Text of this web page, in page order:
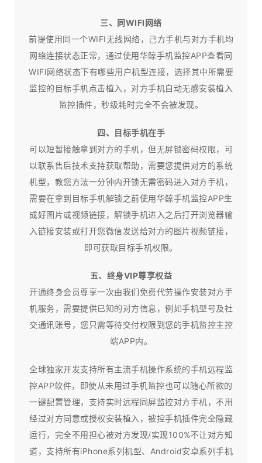
三、同WIFI网络
前提使用同一个WIFI无线网络，己方手机与对方手机均
网络连接状态正常，通过使用华鲸手机监控APP查看同
WIFI网络状态下有哪些用户机型连接，选择其中所需要
监控的目标手机点击植入，对方手机自动无感安装植入
监控插件，秒级耗时完全不会被发现。
四、目标手机在手
可以短暂接触拿到对方的手机，但无屏锁密码权限，可
以联系售后技术支持获取帮助，需要您提供对方的系统
机型，教您方法一分钟内开锁无需密码进入对方手机，
需要在拿到目标手机解锁之前使用华鲸手机监控APP生
成好图片或视频链接，解锁手机进入之后打开浏览器输
入链接安装或打开您微信发送给对方的图片视频链接，
即可获取目标手机权限。
五、终身VIP尊享权益
开通终身会员尊享一次由我们免费代劳操作安装对方手
机服务，需要提供已知的对方信息，例如手机型号及社
交通讯账号，您只需等待交付权限到您的手机监控主控
端APP内。
全球独家开发支持所有主流手机操作系统的手机远程监
控APP软件，即使从未用过手机监控也可以随心所欲的
一键配置管理，支持实时远程同屏监控对方手机，不用
经过对方同意或授权安装植入，被控手机插件完全隐藏
运行，完全不用担心被对方发现/实现100%不让对方知
道，支持所有iPhone系列机型、Android安卓系列手机